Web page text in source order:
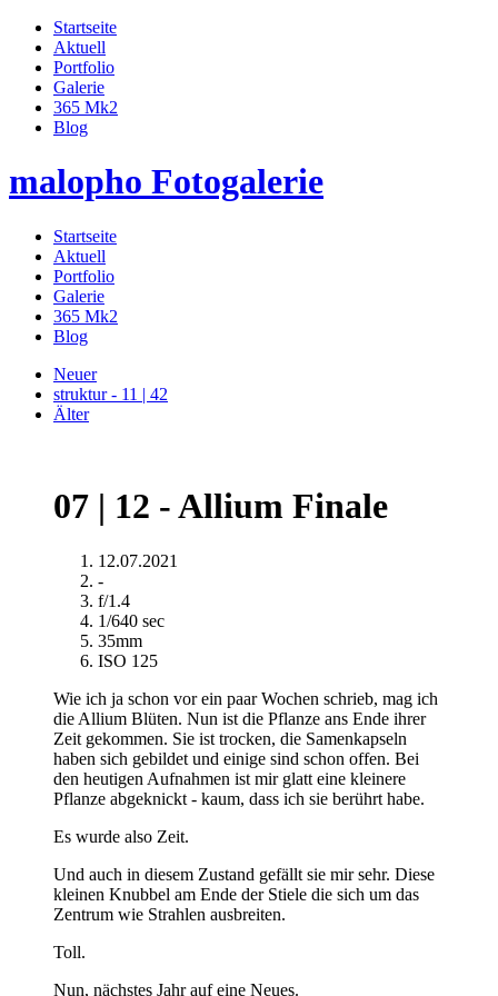
Startseite
Aktuell
Portfolio
Galerie
365 Mk2
Blog
malopho Fotogalerie
Startseite
Aktuell
Portfolio
Galerie
365 Mk2
Blog
Neuer
struktur - 11 | 42
Älter
07 | 12 - Allium Finale
12.07.2021
-
f/1.4
1/640 sec
35mm
ISO 125
Wie ich ja schon vor ein paar Wochen schrieb, mag ich
die Allium Blüten. Nun ist die Pflanze ans Ende ihrer
Zeit gekommen. Sie ist trocken, die Samenkapseln
haben sich gebildet und einige sind schon offen. Bei
den heutigen Aufnahmen ist mir glatt eine kleinere
Pflanze abgeknickt - kaum, dass ich sie berührt habe.
Es wurde also Zeit.
Und auch in diesem Zustand gefällt sie mir sehr. Diese
kleinen Knubbel am Ende der Stiele die sich um das
Zentrum wie Strahlen ausbreiten.
Toll.
Nun, nächstes Jahr auf eine Neues.